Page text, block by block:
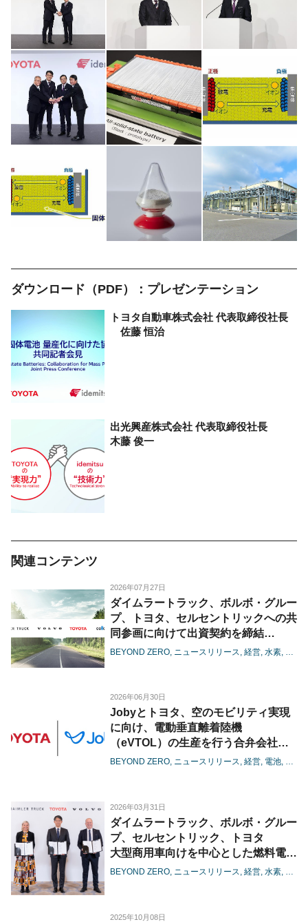
ダウンロード（PDF）： プレゼンテーション
トヨタ自動車株式会社 代表取締役社長
佐藤 恒治
出光興産株式会社 代表取締役社長
木藤 俊一
関連コンテンツ
2026年07月27日
ダイムラートラック、ボルボ・グルー
プ、トヨタ、セルセントリックへの共
同参画に向けて出資契約を締結
-燃料電池の大型商用領域における協
BEYOND ZERO ニュースリリース 経営 水素
2026年06月30日
Jobyとトヨタ、空のモビリティ実現
に向け、電動垂直離着陸機
（eVTOL）の生産を行う合弁会社の
設立に着手
BEYOND ZERO ニュースリリース 経営 電池 カー
2026年03月31日
ダイムラートラック、ボルボ・グルー
プ、セルセントリック、トヨタ
大型商用車向けを中心とした燃料電池
で協業、基本合意書を締結
BEYOND ZERO ニュースリリース 経営 水素 電池
2025年10月08日